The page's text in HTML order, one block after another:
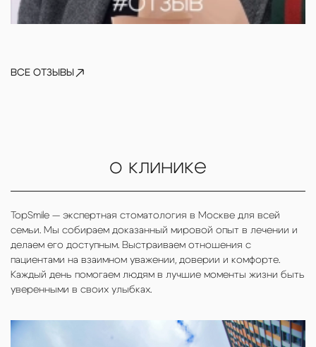
ВСЕ ОТЗЫВЫ
о клинике
TopSmile — экспертная стоматология в Москве для всей
семьи. Мы собираем доказанный мировой опыт в лечении и
делаем его доступным. Выстраиваем отношения с
пациентами на взаимном уважении, доверии и комфорте.
Каждый день помогаем людям в лучшие моменты жизни быть
уверенными в своих улыбках.